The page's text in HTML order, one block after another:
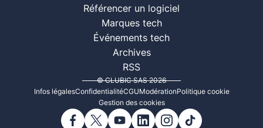
Référencer un logiciel
Marques tech
Événements tech
Archives
RSS
© CLUBIC SAS 2026
Infos légalesConfidentialitéCGUModérationPolitique cookie
Gestion des cookies